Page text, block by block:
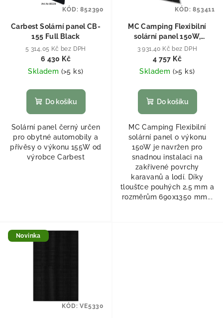
Carbest Solární panel CB-
155 Full Black
5 314,05 Kč bez DPH
6 430 Kč
Skladem (>5 ks)
Do košíku
Solární panel černý určen
pro obytné automobily a
přívěsy o výkonu 155W od
výrobce Carbest
KÓD:852390
MC Camping Flexibilní
solární panel 150W,
690x1350x2,5 mm
3 931,40 Kč bez DPH
4 757 Kč
Skladem (>5 ks)
Do košíku
MC Camping Flexibilní
solární panel o výkonu
150W je navržen pro
snadnou instalaci na
zakřivené povrchy
karavanů a lodí. Díky
tloušťce pouhých 2,5 mm a
rozměrům 690x1350 mm...
KÓD:853411
Novinka
KÓD:VE5330